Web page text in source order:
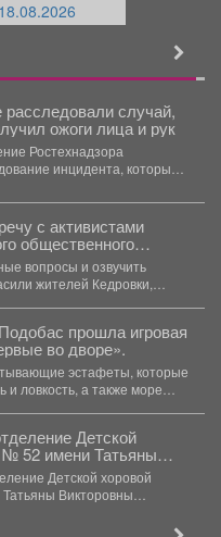
расследовали случай,
ожоги лица и рук
Ростехнадзора
инцидента, который
с активистами
общественного
в Кедровке
вопросы и озвучить
жителей Кедровки,
прошла игровая
во дворе».
эстафеты, которые
и ловкость, а также море
Детской
52 имени Татьяны
- это
каждый ребенок
удивительный мир
Детской хоровой
Викторовны